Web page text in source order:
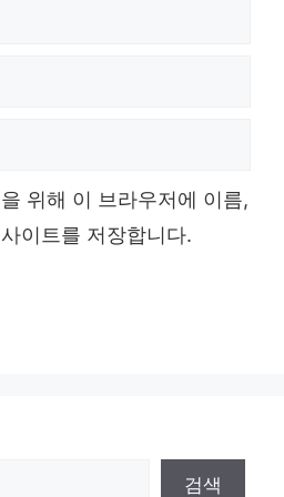
위해 이 브라우저에 이름,
이트를 저장합니다.
검색